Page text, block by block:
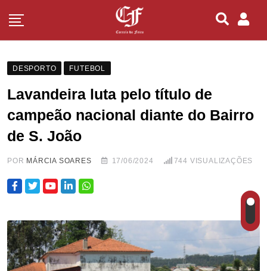
DESPORTO FUTEBOL
Lavandeira luta pelo título de
campeão nacional diante do Bairro
de S. João
POR MÁRCIA SOARES 17/06/2024 744 VISUALIZAÇÕES